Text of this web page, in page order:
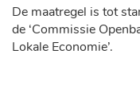
De maatregel is tot
de ‘Commissie
Lokale Economie’.